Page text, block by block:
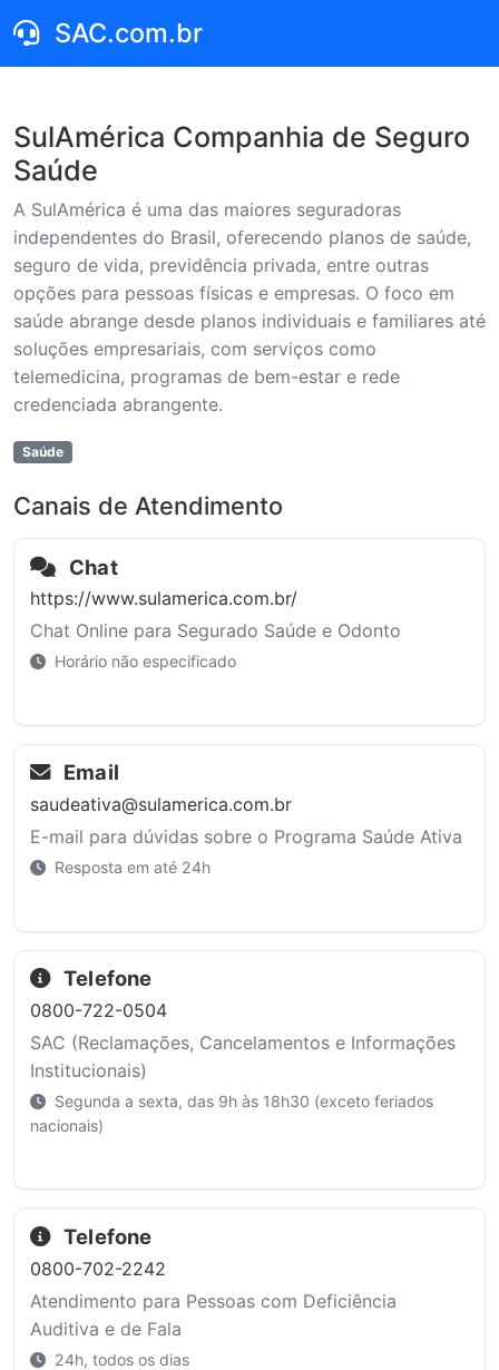
SAC.com.br
SulAmérica Companhia de Seguro
Saúde
A SulAmérica é uma das maiores seguradoras
independentes do Brasil, oferecendo planos de saúde,
seguro de vida, previdência privada, entre outras
opções para pessoas físicas e empresas. O foco em
saúde abrange desde planos individuais e familiares até
soluções empresariais, com serviços como
telemedicina, programas de bem-estar e rede
credenciada abrangente.
Saúde
Canais de Atendimento
Chat
https://www.sulamerica.com.br/
Chat Online para Segurado Saúde e Odonto
Horário não especificado
Email
saudeativa@sulamerica.com.br
E-mail para dúvidas sobre o Programa Saúde Ativa
Resposta em até 24h
Telefone
0800-722-0504
SAC (Reclamações, Cancelamentos e Informações
Institucionais)
Segunda a sexta, das 9h às 18h30 (exceto feriados
nacionais)
Telefone
0800-702-2242
Atendimento para Pessoas com Deficiência
Auditiva e de Fala
24h, todos os dias